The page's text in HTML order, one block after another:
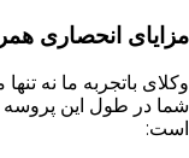
مزایای انحصاری
وکلای باتجربه ما نه
شما در طول این پروسه
است: